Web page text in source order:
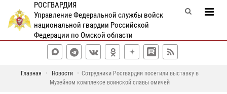
РОСГВАРДИЯ
Управление Федеральной службы войск
национальной гвардии Российской
Федерации по Омской области
Главная Новости
Сотрудники Росгвардии посетили выставку в
Музейном комплексе воинской славы омичей